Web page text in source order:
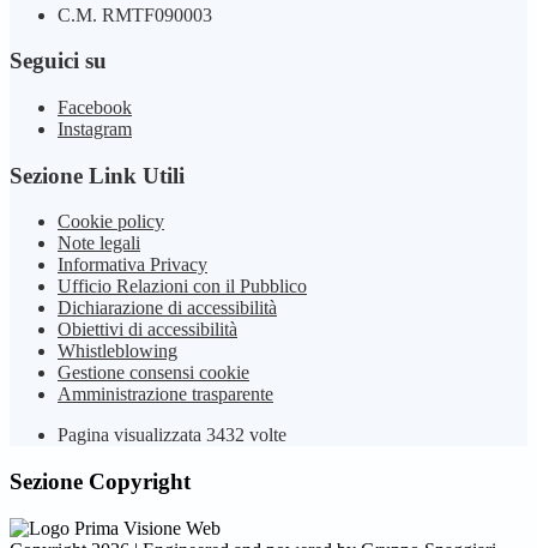
C.M. RMTF090003
Seguici su
Facebook
Instagram
Sezione Link Utili
Cookie policy
Note legali
Informativa Privacy
Ufficio Relazioni con il Pubblico
Dichiarazione di accessibilità
Obiettivi di accessibilità
Whistleblowing
Gestione consensi cookie
Amministrazione trasparente
Pagina visualizzata 3432 volte
Sezione Copyright